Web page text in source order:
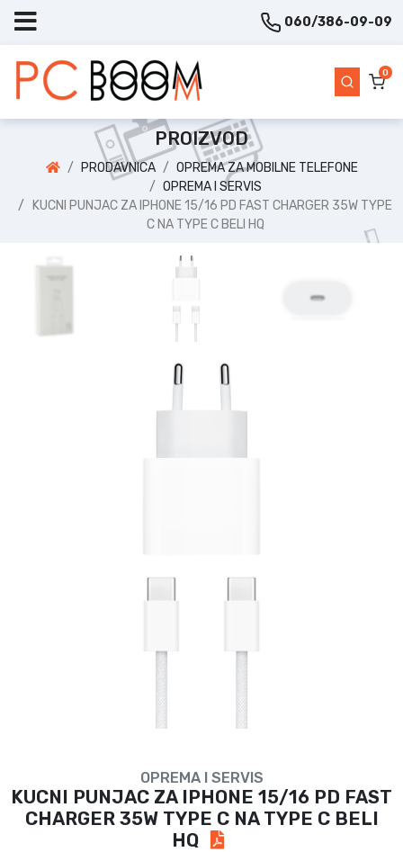
060/386-09-09
0
PROIZVOD
PRODAVNICA
OPREMA ZA MOBILNE TELEFONE
OPREMA I SERVIS
KUCNI PUNJAC ZA IPHONE 15/16 PD FAST CHARGER 35W TYPE
C NA TYPE C BELI HQ
OPREMA I SERVIS
KUCNI PUNJAC ZA IPHONE 15/16 PD FAST
CHARGER 35W TYPE C NA TYPE C BELI
HQ